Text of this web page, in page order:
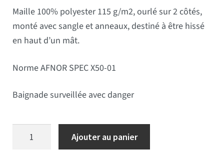
Maille 100% polyester 115 g/m2, ourlé sur 2 côtés,
monté avec sangle et anneaux, destiné à être hissé
en haut d’un mât.
Norme AFNOR SPEC X50-01
Baignade surveillée avec danger
quantité de Pavillon plage violet 125*150
Ajouter au panier